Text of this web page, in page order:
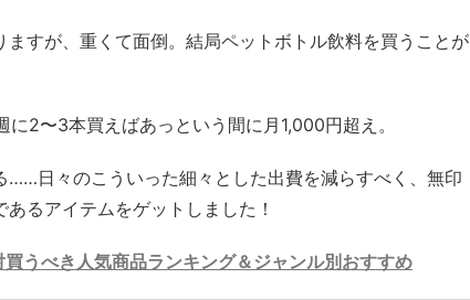
ますが、重くて面倒。結局ペットボトル飲料を買うことが
に2〜3本買えばあっという間に月1,000円超え。
……日々のこういった細々とした出費を減らすべく、無印
るアイテムをゲットしました！
うべき人気商品ランキング＆ジャンル別おすすめ